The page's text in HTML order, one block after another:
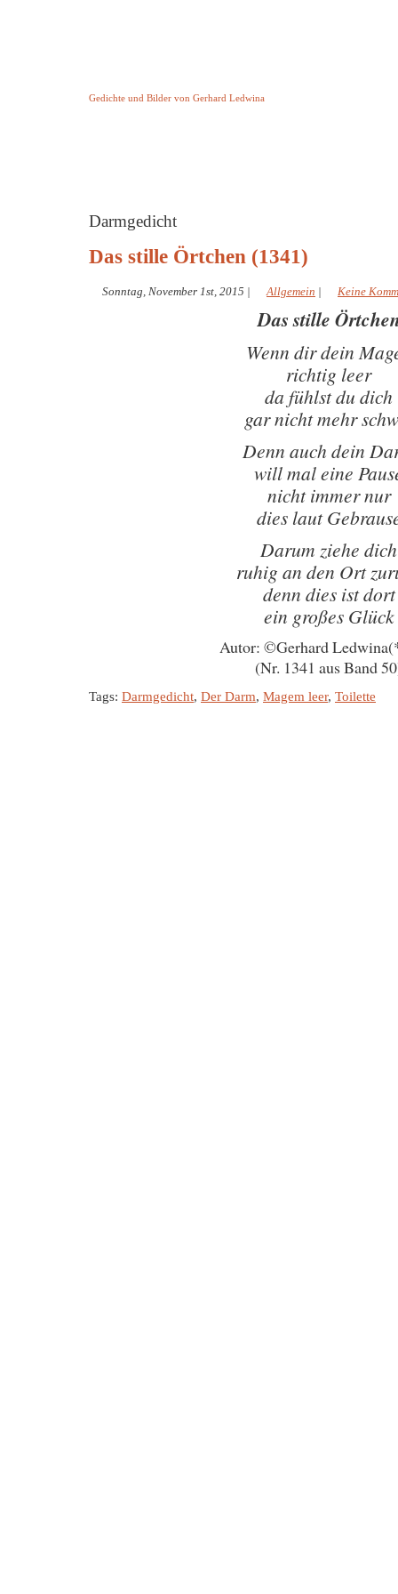
Gedichte und Bilder von Gerhard Ledwina
Darmgedicht
Das stille Örtchen (1341)
Sonntag, November 1st, 2015 | Allgemein | Keine
Das stille
Wenn dir dein
richtig leer
da fühlst du dich
gar nicht mehr
Denn auch dein
will mal eine
nicht immer nur
dies laut
Darum ziehe dich
ruhig an den Ort
denn dies ist dort
ein großes Glück
Autor: ©Gerhard
(Nr. 1341 aus Band
Tags: Darmgedicht, Der Darm, Magem leer, Toilette